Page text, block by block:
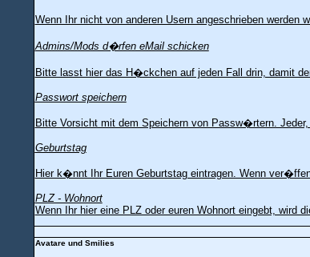
Wenn Ihr nicht von anderen Usern angeschrieben
Admins/Mods d�rfen eMail schicken
Bitte lasst hier das H�ckchen auf jeden Fall drin, damit
Passwort speichern
Bitte Vorsicht mit dem Speichern von Passw�rtern.
Geburtstag
Hier k�nnt Ihr Euren Geburtstag eintragen. Wenn
PLZ - Wohnort
Wenn Ihr hier eine PLZ oder euren Wohnort eingebt, wird
Avatare und Smilies